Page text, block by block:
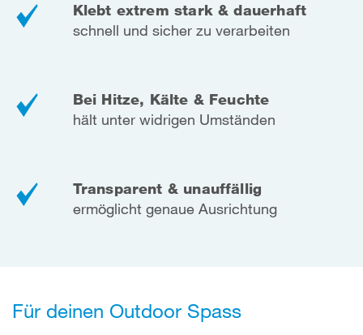
Klebt extrem stark & dauerhaft
schnell und sicher zu verarbeiten
Bei Hitze, Kälte & Feuchte
hält unter widrigen Umständen
Transparent & unauffällig
ermöglicht genaue Ausrichtung
Für deinen Outdoor Spass